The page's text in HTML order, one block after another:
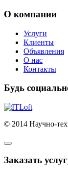
О компании
Услуги
Клиенты
Объявления
О нас
Контакты
Будь
© 2014 Научно-
Заказать